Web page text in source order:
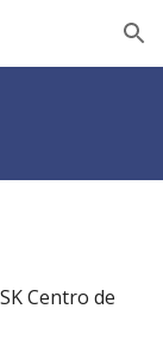
Skip to navigation
Centro de